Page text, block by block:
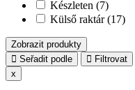
Készleten (7)
Külső raktár (17)
Zobrazit produkty
Seřadit podle
Filtrovat
x